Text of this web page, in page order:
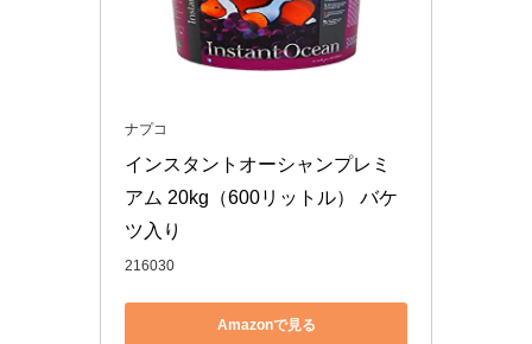
ナプコ
インスタントオーシャンプレミ
アム 20kg（600リットル） バケ
ツ入り
216030
Amazonで見る